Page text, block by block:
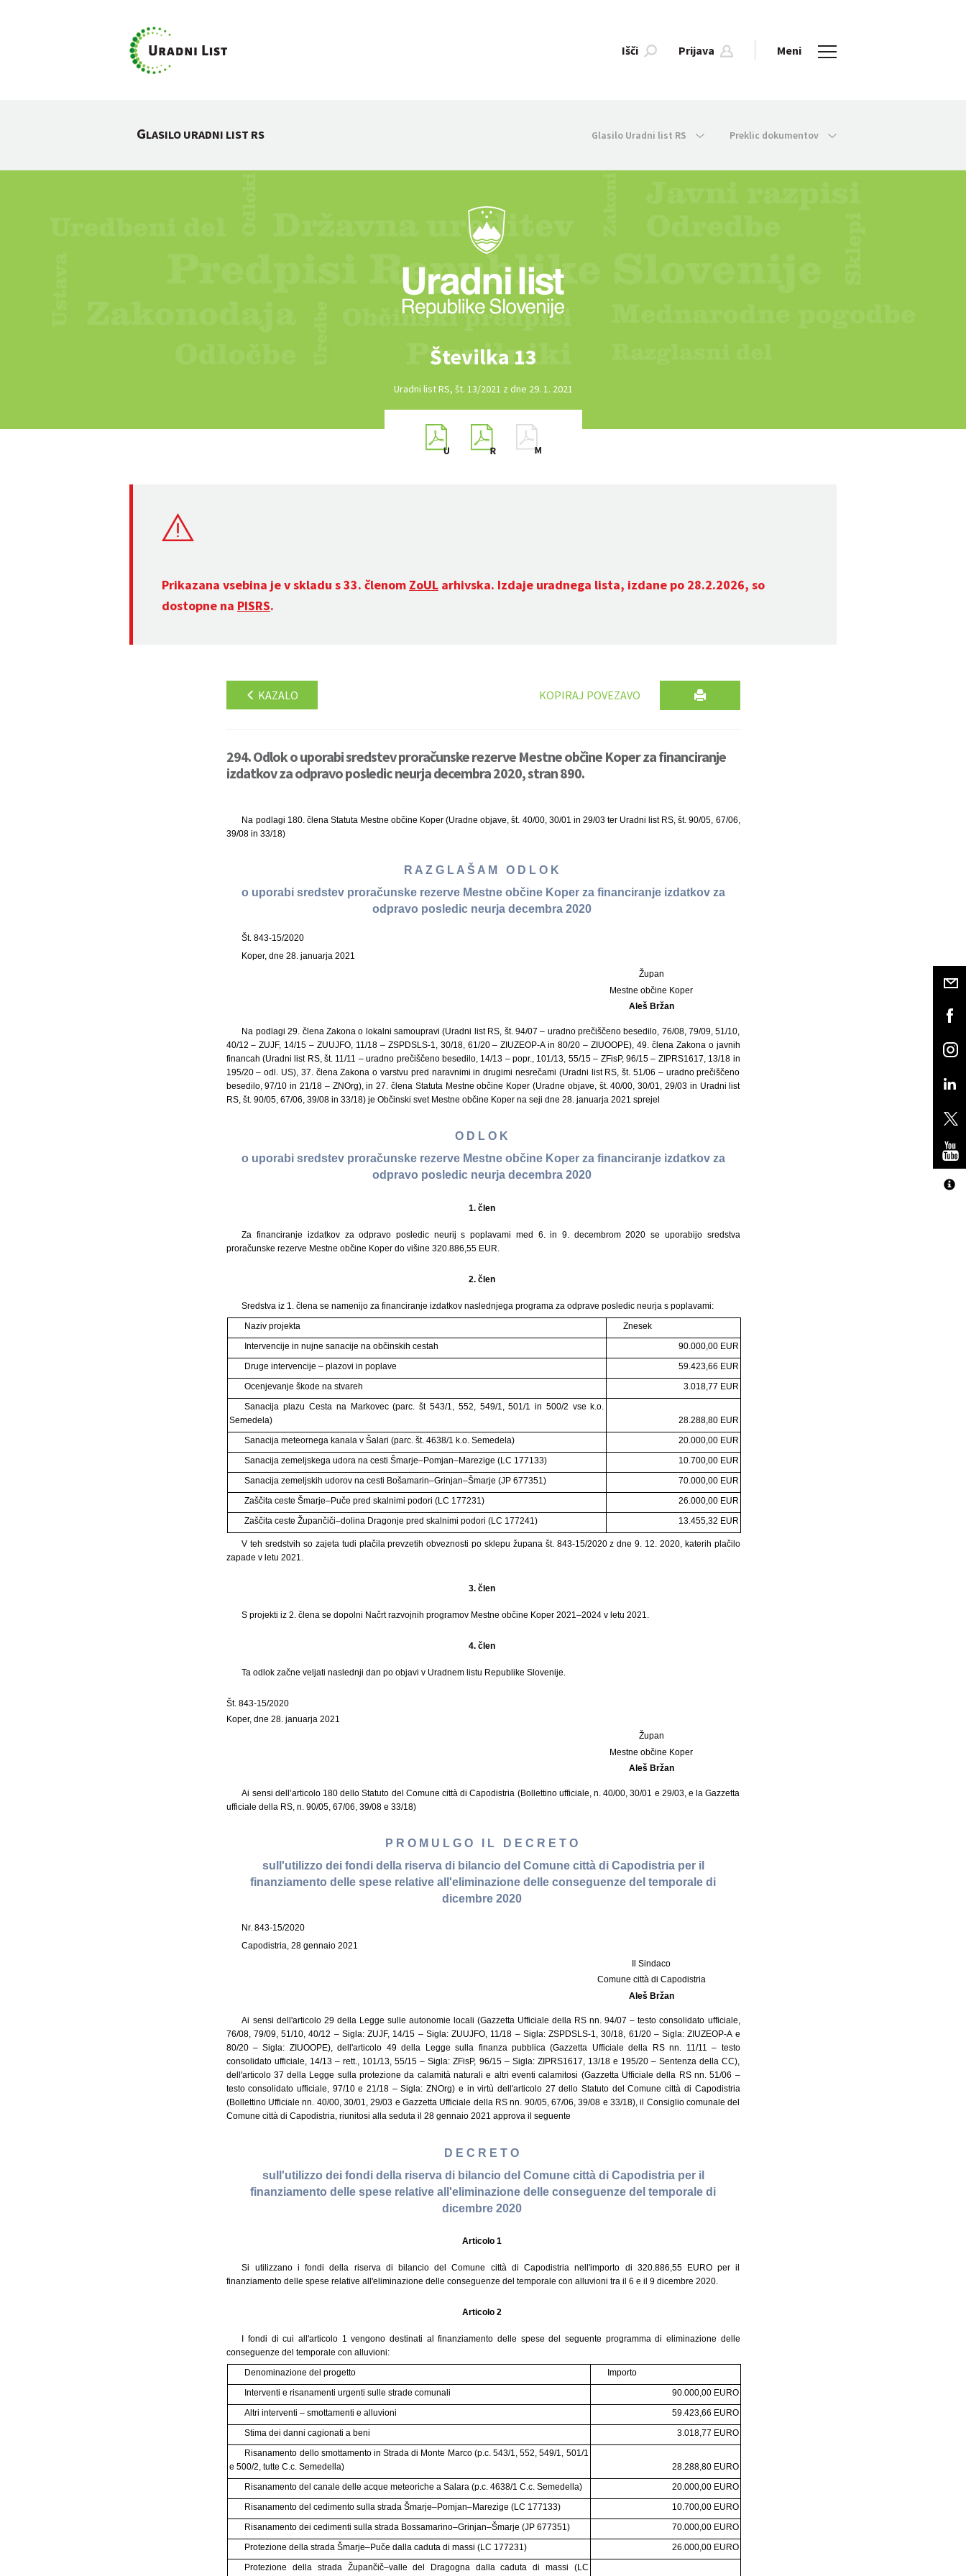
Išči Prijava Meni
GLASILO URADNI LIST RS Glasilo Uradni list RS Preklic dokumentov
Številka 13
Uradni list RS, št. 13/2021 z dne 29. 1. 2021
Prikazana vsebina je v skladu s 33. členom ZoUL arhivska. Izdaje uradnega lista, izdane po 28.2.2026, so
dostopne na PISRS.
KAZALO KOPIRAJ POVEZAVO
294. Odlok o uporabi sredstev proračunske rezerve Mestne občine Koper za financiranje
izdatkov za odpravo posledic neurja decembra 2020, stran 890.
Na podlagi 180. člena Statuta Mestne občine Koper (Uradne objave, št. 40/00, 30/01 in 29/03 ter Uradni list RS, št. 90/05, 67/06,
39/08 in 33/18)
R A Z G L A Š A M O D L O K
o uporabi sredstev proračunske rezerve Mestne občine Koper za financiranje izdatkov za
odpravo posledic neurja decembra 2020
Št. 843-15/2020
Koper, dne 28. januarja 2021
Župan
Mestne občine Koper
Aleš Bržan
Na podlagi 29. člena Zakona o lokalni samoupravi (Uradni list RS, št. 94/07 – uradno prečiščeno besedilo, 76/08, 79/09, 51/10,
40/12 – ZUJF, 14/15 – ZUUJFO, 11/18 – ZSPDSLS-1, 30/18, 61/20 – ZIUZEOP-A in 80/20 – ZIUOOPE), 49. člena Zakona o javnih
financah (Uradni list RS, št. 11/11 – uradno prečiščeno besedilo, 14/13 – popr., 101/13, 55/15 – ZFisP, 96/15 – ZIPRS1617, 13/18 in
195/20 – odl. US), 37. člena Zakona o varstvu pred naravnimi in drugimi nesrečami (Uradni list RS, št. 51/06 – uradno prečiščeno
besedilo, 97/10 in 21/18 – ZNOrg), in 27. člena Statuta Mestne občine Koper (Uradne objave, št. 40/00, 30/01, 29/03 in Uradni list
RS, št. 90/05, 67/06, 39/08 in 33/18) je Občinski svet Mestne občine Koper na seji dne 28. januarja 2021 sprejel
O D L O K
o uporabi sredstev proračunske rezerve Mestne občine Koper za financiranje izdatkov za
odpravo posledic neurja decembra 2020
1. člen
Za financiranje izdatkov za odpravo posledic neurij s poplavami med 6. in 9. decembrom 2020 se uporabijo sredstva
proračunske rezerve Mestne občine Koper do višine 320.886,55 EUR.
2. člen
Sredstva iz 1. člena se namenijo za financiranje izdatkov naslednjega programa za odprave posledic neurja s poplavami:
Naziv projekta
Znesek
Intervencije in nujne sanacije na občinskih cestah
90.000,00 EUR
Druge intervencije – plazovi in poplave
59.423,66 EUR
Ocenjevanje škode na stvareh
3.018,77 EUR
Sanacija plazu Cesta na Markovec (parc. št 543/1, 552, 549/1, 501/1 in 500/2 vse k.o.
Semedela)
28.288,80 EUR
Sanacija meteornega kanala v Šalari (parc. št. 4638/1 k.o. Semedela)
20.000,00 EUR
Sanacija zemeljskega udora na cesti Šmarje–Pomjan–Marezige (LC 177133)
10.700,00 EUR
Sanacija zemeljskih udorov na cesti Bošamarin–Grinjan–Šmarje (JP 677351)
70.000,00 EUR
Zaščita ceste Šmarje–Puče pred skalnimi podori (LC 177231)
26.000,00 EUR
Zaščita ceste Župančiči–dolina Dragonje pred skalnimi podori (LC 177241)
13.455,32 EUR
V teh sredstvih so zajeta tudi plačila prevzetih obveznosti po sklepu župana št. 843-15/2020 z dne 9. 12. 2020, katerih plačilo
zapade v letu 2021.
3. člen
S projekti iz 2. člena se dopolni Načrt razvojnih programov Mestne občine Koper 2021–2024 v letu 2021.
4. člen
Ta odlok začne veljati naslednji dan po objavi v Uradnem listu Republike Slovenije.
Št. 843-15/2020
Koper, dne 28. januarja 2021
Župan
Mestne občine Koper
Aleš Bržan
Ai sensi dell’articolo 180 dello Statuto del Comune città di Capodistria (Bollettino ufficiale, n. 40/00, 30/01 e 29/03, e la Gazzetta
ufficiale della RS, n. 90/05, 67/06, 39/08 e 33/18)
P R O M U L G O I L D E C R E T O
sull'utilizzo dei fondi della riserva di bilancio del Comune città di Capodistria per il
finanziamento delle spese relative all'eliminazione delle conseguenze del temporale di
dicembre 2020
Nr. 843-15/2020
Capodistria, 28 gennaio 2021
Il Sindaco
Comune città di Capodistria
Aleš Bržan
Ai sensi dell'articolo 29 della Legge sulle autonomie locali (Gazzetta Ufficiale della RS nn. 94/07 – testo consolidato ufficiale,
76/08, 79/09, 51/10, 40/12 – Sigla: ZUJF, 14/15 – Sigla: ZUUJFO, 11/18 – Sigla: ZSPDSLS-1, 30/18, 61/20 – Sigla: ZIUZEOP-A e
80/20 – Sigla: ZIUOOPE), dell'articolo 49 della Legge sulla finanza pubblica (Gazzetta Ufficiale della RS nn. 11/11 – testo
consolidato ufficiale, 14/13 – rett., 101/13, 55/15 – Sigla: ZFisP, 96/15 – Sigla: ZIPRS1617, 13/18 e 195/20 – Sentenza della CC),
dell'articolo 37 della Legge sulla protezione da calamità naturali e altri eventi calamitosi (Gazzetta Ufficiale della RS nn. 51/06 –
testo consolidato ufficiale, 97/10 e 21/18 – Sigla: ZNOrg) e in virtù dell'articolo 27 dello Statuto del Comune città di Capodistria
(Bollettino Ufficiale nn. 40/00, 30/01, 29/03 e Gazzetta Ufficiale della RS nn. 90/05, 67/06, 39/08 e 33/18), il Consiglio comunale del
Comune città di Capodistria, riunitosi alla seduta il 28 gennaio 2021 approva il seguente
D E C R E T O
sull'utilizzo dei fondi della riserva di bilancio del Comune città di Capodistria per il
finanziamento delle spese relative all'eliminazione delle conseguenze del temporale di
dicembre 2020
Articolo 1
Si utilizzano i fondi della riserva di bilancio del Comune città di Capodistria nell'importo di 320.886,55 EURO per il
finanziamento delle spese relative all'eliminazione delle conseguenze del temporale con alluvioni tra il 6 e il 9 dicembre 2020.
Articolo 2
I fondi di cui all'articolo 1 vengono destinati al finanziamento delle spese del seguente programma di eliminazione delle
conseguenze del temporale con alluvioni:
Denominazione del progetto
Importo
Interventi e risanamenti urgenti sulle strade comunali
90.000,00 EURO
Altri interventi – smottamenti e alluvioni
59.423,66 EURO
Stima dei danni cagionati a beni
3.018,77 EURO
Risanamento dello smottamento in Strada di Monte Marco (p.c. 543/1, 552, 549/1, 501/1
e 500/2, tutte C.c. Semedella)
28.288,80 EURO
Risanamento del canale delle acque meteoriche a Salara (p.c. 4638/1 C.c. Semedella)
20.000,00 EURO
Risanamento del cedimento sulla strada Šmarje–Pomjan–Marezige (LC 177133)
10.700,00 EURO
Risanamento dei cedimenti sulla strada Bossamarino–Grinjan–Šmarje (JP 677351)
70.000,00 EURO
Protezione della strada Šmarje–Puče dalla caduta di massi (LC 177231)
26.000,00 EURO
Protezione della strada Župančič–valle del Dragogna dalla caduta di massi (LC